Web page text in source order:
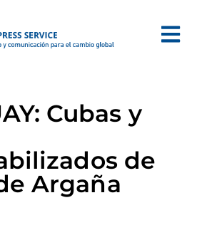
Cubas y
de
Argaña